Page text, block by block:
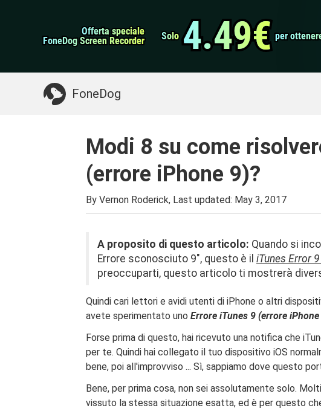
Offerta speciale
Offerta speciale
FoneDog Screen Recorder
FoneDog Screen Recorder Solo
Solo 4.49€
4.49€ per
per
FoneDog
Pulitore iPhone
Potresti Aver Bisogno:
Modi 8 su come
(errore iPhone 9)?
By Vernon Roderick, Last updated: May 3, 2017
A proposito di questo articolo: Quando si
Errore sconosciuto 9", questo è il iTunes Error
preoccuparti, questo articolo ti mostrerà
Quindi cari lettori e avidi utenti di iPhone o altri
avete sperimentato uno Errore iTunes 9 (errore iPhone
Forse prima di questo, hai ricevuto una notifica che
per te. Quindi hai collegato il tuo dispositivo iOS
bene, poi all'improvviso ... Sì, sappiamo dove questo
Bene, per prima cosa, non sei assolutamente solo.
vissuto la stessa situazione esatta, ed è per questo